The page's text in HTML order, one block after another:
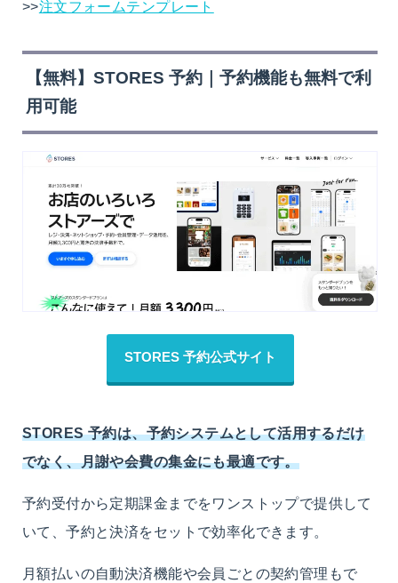
>>注文フォームテンプレート
【無料】STORES 予約｜予約機能も無料で利
用可能
STORES 予約公式サイト
STORES 予約は、予約システムとして活用するだけ
でなく、月謝や会費の集金にも最適です。
予約受付から定期課金までをワンストップで提供して
いて、予約と決済をセットで効率化できます。
月額払いの自動決済機能や会員ごとの契約管理もで